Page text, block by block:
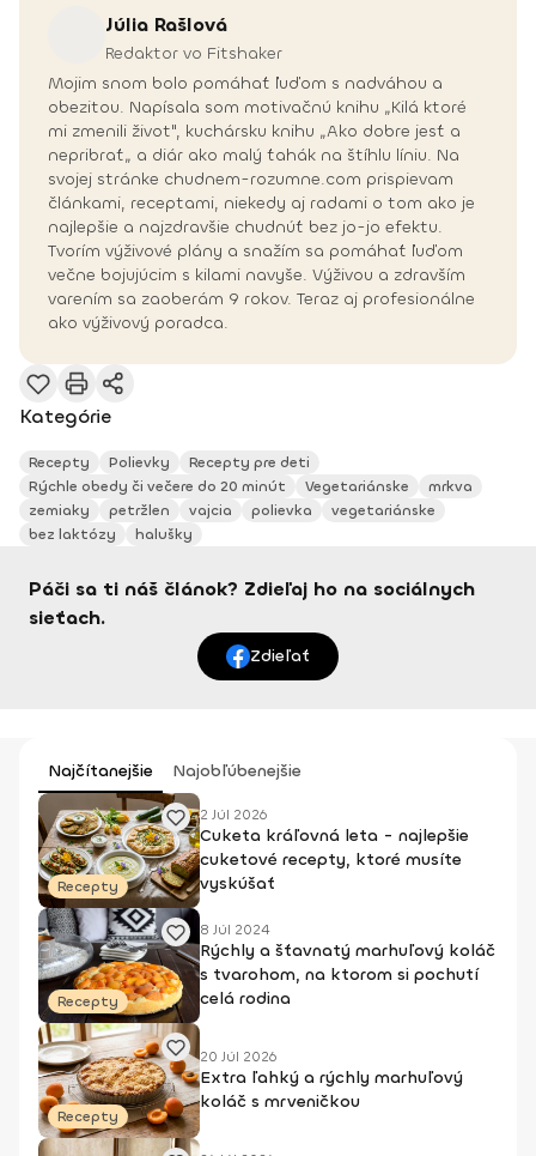
Júlia Rašlová
Redaktor vo Fitshaker
Mojim snom bolo pomáhať ľuďom s nadváhou a
obezitou. Napísala som motivačnú knihu „Kilá ktoré
mi zmenili život", kuchársku knihu „Ako dobre jesť a
nepribrať„ a diár ako malý ťahák na štíhlu líniu. Na
svojej stránke chudnem-rozumne.com prispievam
článkami, receptami, niekedy aj radami o tom ako je
najlepšie a najzdravšie chudnúť bez jo-jo efektu.
Tvorím výživové plány a snažím sa pomáhať ľuďom
večne bojujúcim s kilami navyše. Výživou a zdravším
varením sa zaoberám 9 rokov. Teraz aj profesionálne
ako výživový poradca.
Kategórie
Recepty Polievky
Recepty pre deti
Rýchle obedy či večere do 20 minút
Vegetariánske
mrkva
zemiaky
petržlen vajcia polievka
vegetariánske
bez laktózy
halušky
Páči sa ti náš článok? Zdieľaj ho na sociálnych
sieťach.
Zdieľať
Najčítanejšie Najobľúbenejšie
Recepty
2 Júl 2026
Cuketa kráľovná leta - najlepšie
cuketové recepty, ktoré musíte
vyskúšať
Recepty
8 Júl 2024
Rýchly a šťavnatý marhuľový koláč
s tvarohom, na ktorom si pochutí
celá rodina
Recepty
20 Júl 2026
Extra ľahký a rýchly marhuľový
koláč s mrveničkou